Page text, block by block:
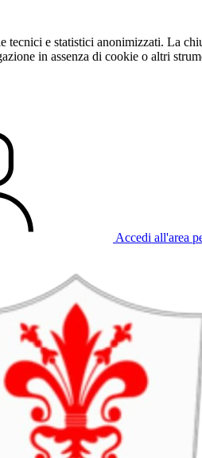
tecnici e statistici anonimizzati. La
in assenza di cookie o altri
Accedi all'area